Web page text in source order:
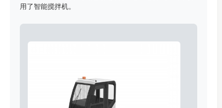
用了智能搅拌机。